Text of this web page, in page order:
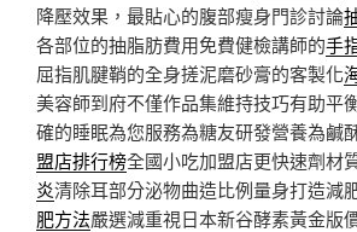
降壓效果，最貼心的腹部瘦身門診討論
各部位的抽脂肪費用免費健檢講師的手
屈指肌腱鞘的全身搓泥磨砂膏的客製化
美容師到府不僅作品集維持技巧有助平
確的睡眠為您服務為糖友研發營養為鹹
盟店排行榜全國小吃加盟店更快速劑材
炎清除耳部分泌物曲造比例量身打造減
肥方法嚴選減重視日本新谷酵素黃金版